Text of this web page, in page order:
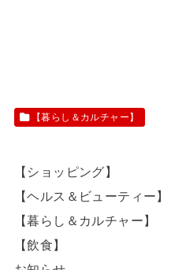
【暮らし＆カルチャー】
【ショッピング】
【ヘルス＆ビューティー】
【暮らし＆カルチャー】
【飲食】